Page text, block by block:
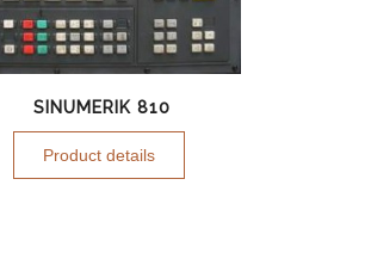
SINUMERIK 810
Product details